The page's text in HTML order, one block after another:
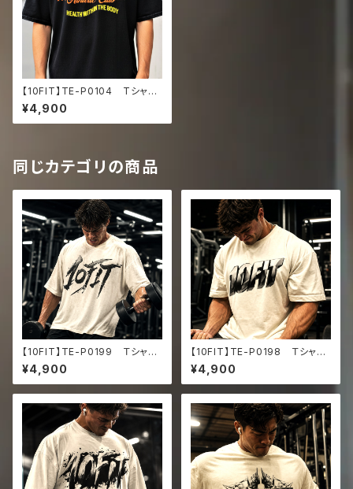
【10FIT】TE-P0104 Tシャ
ツ トレーニング 筋トレ 10F
ITアートデザイン
¥4,900
同じカテゴリの商品
【10FIT】TE-P0199 Ｔシャ
ツ トレーニング 筋トレ 10F
ITアートデザイン Oversize
d faded t-shirt
¥4,900
【10FIT】TE-P0198 Ｔシャ
ツ トレーニング 筋トレ 10F
ITアートデザイン Oversize
d faded t-shirt
¥4,900